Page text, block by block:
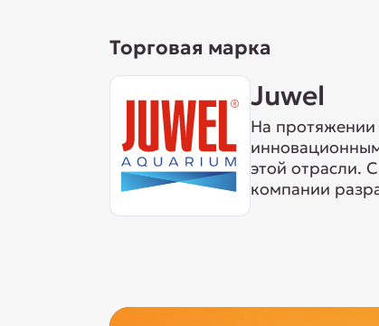
Торговая марка
Juwel
На протяжении
этой отрасли.
компании